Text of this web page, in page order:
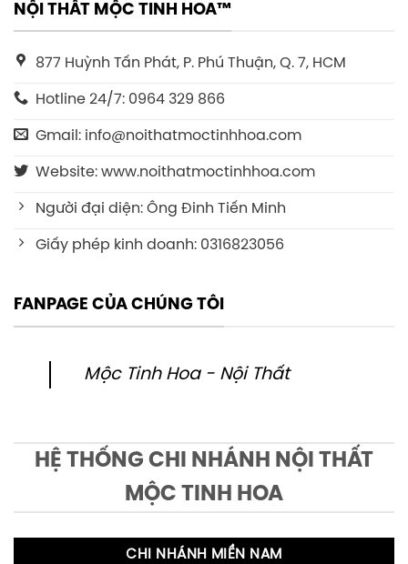
NỘI THẤT MỘC TINH HOA™
877 Huỳnh Tấn Phát, P. Phú Thuận, Q. 7, HCM
Hotline 24/7: 0964 329 866
Gmail: info@noithatmoctinhhoa.com
Website: www.noithatmoctinhhoa.com
Người đại diện: Ông Đinh Tiến Minh
Giấy phép kinh doanh: 0316823056
FANPAGE CỦA CHÚNG TÔI
Mộc Tinh Hoa - Nội Thất
HỆ THỐNG CHI NHÁNH NỘI THẤT
MỘC TINH HOA
CHI NHÁNH MIỀN NAM